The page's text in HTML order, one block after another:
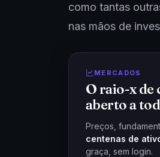
como tantas
nas mãos de
MERCADOS
O raio-x de
aberto a
Preços,
centenas de
graça, sem login.